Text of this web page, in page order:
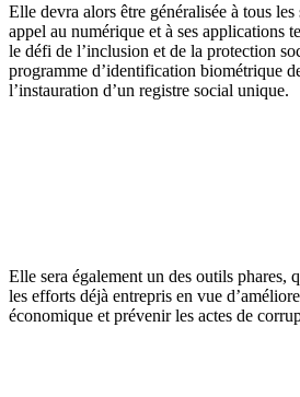
Elle devra alors être généralisée à tous
appel au numérique et à ses applications
le défi de l’inclusion et de la protection
programme d’identification biométrique
l’instauration d’un registre social unique.
Elle sera également un des outils phares,
les efforts déjà entrepris en vue
économique et prévenir les actes de